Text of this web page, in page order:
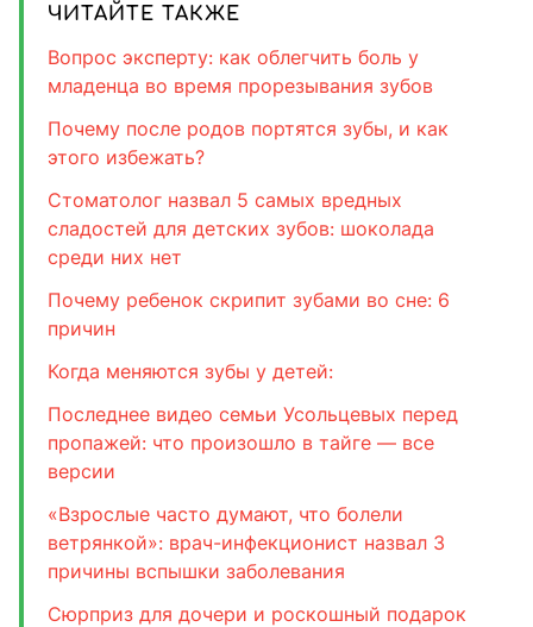
ЧИТАЙТЕ ТАКЖЕ
Вопрос эксперту: как облегчить боль у
младенца во время прорезывания зубов
Почему после родов портятся зубы, и как
этого избежать?
Стоматолог назвал 5 самых вредных
сладостей для детских зубов: шоколада
среди них нет
Почему ребенок скрипит зубами во сне: 6
причин
Когда меняются зубы у детей:
Последнее видео семьи Усольцевых перед
пропажей: что произошло в тайге — все
версии
«Взрослые часто думают, что болели
ветрянкой»: врач-инфекционист назвал 3
причины вспышки заболевания
Сюрприз для дочери и роскошный подарок